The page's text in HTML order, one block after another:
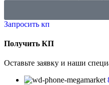
Запросить кп
Получить КП
Оставьте заявку и наши